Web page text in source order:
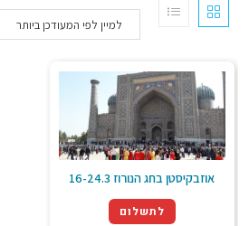
אוזבקיסטן בחג הנורוז 16-24.3
לתשלום